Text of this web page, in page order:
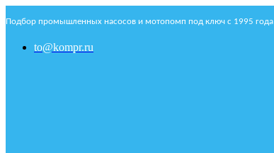
Подбор промышленных насосов и мотопомп под ключ с 1995 года
to@kompr.ru